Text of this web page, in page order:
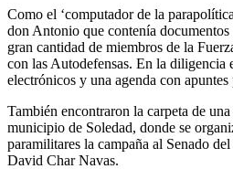
Como el ‘computador de la
don Antonio que contenía
gran cantidad de miembros de la
con las Autodefensas. En la diligencia
electrónicos y una agenda con apuntes
También encontraron la carpeta de
municipio de Soledad, donde se
paramilitares la campaña al Senado
David Char Navas.